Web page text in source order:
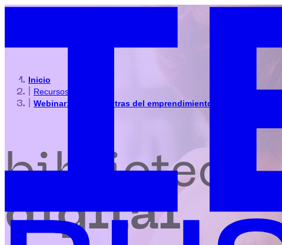
Inicio
Recursos
Webinar: Pros y contras del emprendimiento social
biblioteca
digital